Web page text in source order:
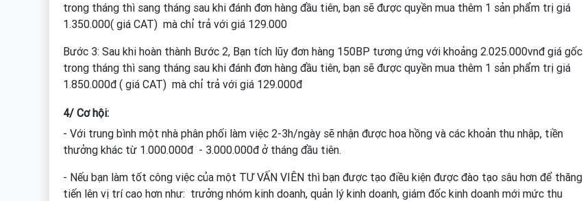
trong tháng thì sang tháng sau khi đánh đơn hàng đầu tiên, bạn sẽ được quyền mua thêm 1 sản phẩm trị giá
1.350.000( giá CAT) mà chỉ trả với giá 129.000
Bước 3: Sau khi hoàn thành Bước 2, Bạn tích lũy đơn hàng 150BP tương ứng với khoảng 2.025.000vnđ giá gốc
trong tháng thì sang tháng sau khi đánh đơn hàng đầu tiên, bạn sẽ được quyền mua thêm 1 sản phẩm trị giá
1.850.000đ ( giá CAT) mà chỉ trả với giá 129.000đ
4/ Cơ hội:
- Với trung bình một nhà phân phối làm việc 2-3h/ngày sẽ nhận được hoa hồng và các khoản thu nhập, tiền
thưởng khác từ 1.000.000đ - 3.000.000đ ở tháng đầu tiên.
- Nếu bạn làm tốt công việc của một TƯ VẤN VIÊN thì bạn được tạo điều kiện được đào tạo sâu hơn để thăng
tiến lên vị trí cao hơn như: trưởng nhóm kinh doanh, quản lý kinh doanh, giám đốc kinh doanh mới mức thu